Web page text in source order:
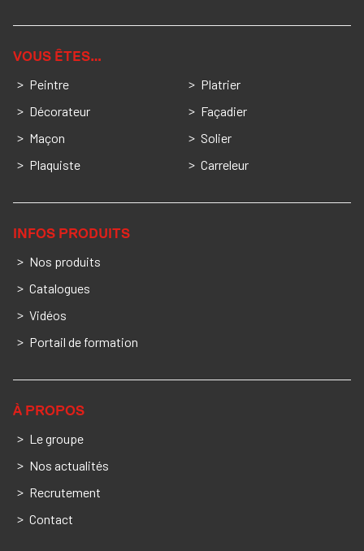
VOUS ÊTES…
Peintre
Décorateur
Maçon
Plaquiste
Platrier
Façadier
Solier
Carreleur
INFOS PRODUITS
Nos produits
Catalogues
Vidéos
Portail de formation
À PROPOS
Le groupe
Nos actualités
Recrutement
Contact